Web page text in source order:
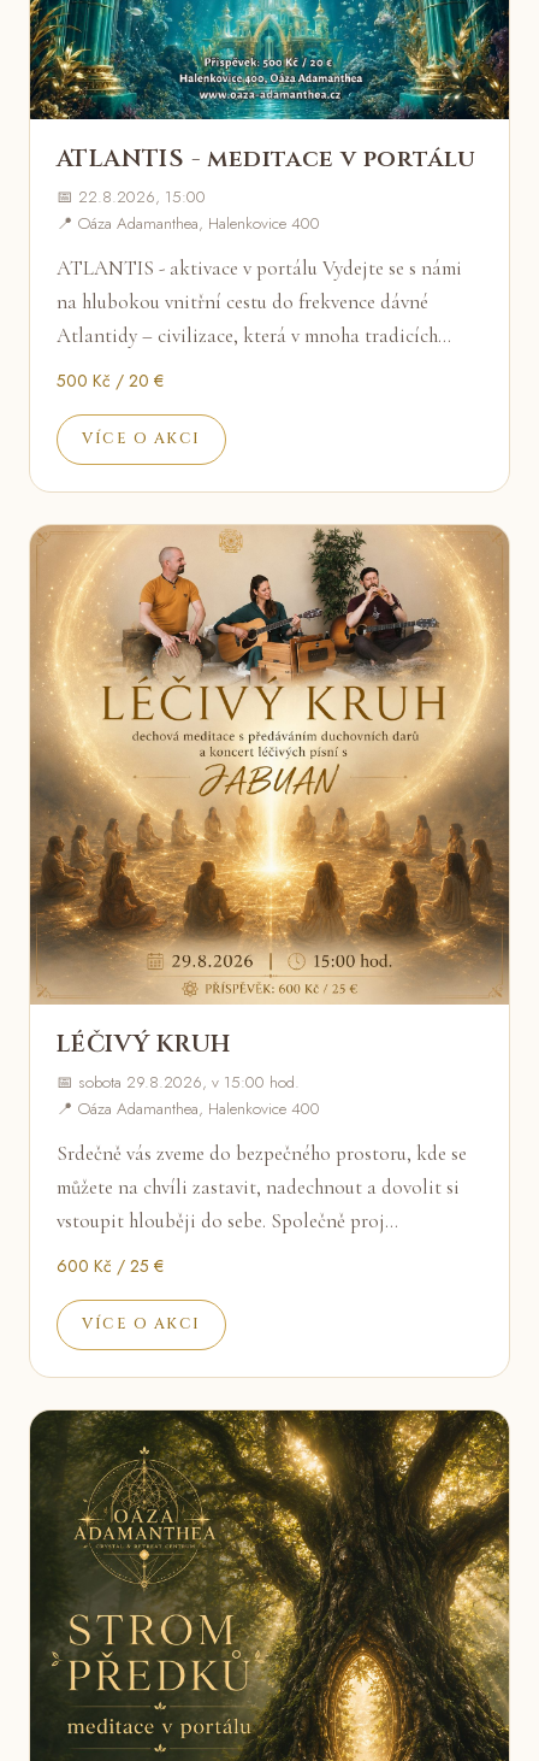
ATLANTIS - meditace v portálu
📅 22.8.2026, 15:00
📍 Oáza Adamanthea, Halenkovice 400
ATLANTIS - aktivace v portálu Vydejte se s námi
na hlubokou vnitřní cestu do frekvence dávné
Atlantidy – civilizace, která v mnoha tradicích…
500 Kč / 20 €
VÍCE O AKCI
LÉČIVÝ KRUH
📅 sobota 29.8.2026, v 15:00 hod.
📍 Oáza Adamanthea, Halenkovice 400
Srdečně vás zveme do bezpečného prostoru, kde se
můžete na chvíli zastavit, nadechnout a dovolit si
vstoupit hlouběji do sebe. Společně proj…
600 Kč / 25 €
VÍCE O AKCI